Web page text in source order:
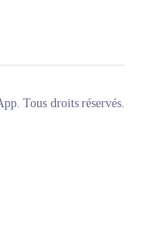
Tous droits réservés.